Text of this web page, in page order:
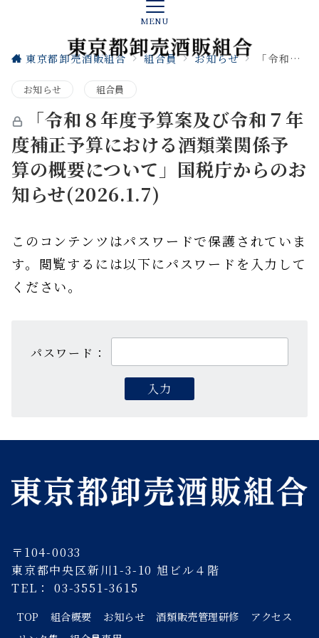
MENU
東京都卸売酒販組合 組合員 お知らせ 「令和８年度予算案及び令和７年度補正予算における酒類業関係予算の概要について」国税庁からのお知らせ(2026.1.7)
お知らせ 組合員
「令和８年度予算案及び令和７年
度補正予算における酒類業関係予
算の概要について」国税庁からのお
知らせ(2026.1.7)
このコンテンツはパスワードで保護されていま
す。閲覧するには以下にパスワードを入力して
ください。
パスワード：
〒104-0033
東京都中央区新川1-3-10 旭ビル４階
TEL： 03-3551-3615
TOP 組合概要 お知らせ 酒類販売管理研修
アクセス